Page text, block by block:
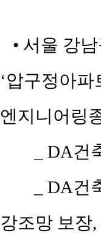
• 서울 강
‘압구정아
엔지니어링
_ DA
_ DA
강조망 보장